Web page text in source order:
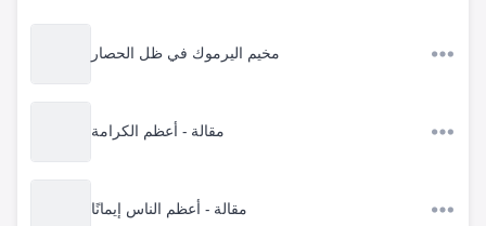
مخيم اليرموك في ظل الحصار
مقالة - أعظم الكرامة
مقالة - أعظم الناس إيمانًا